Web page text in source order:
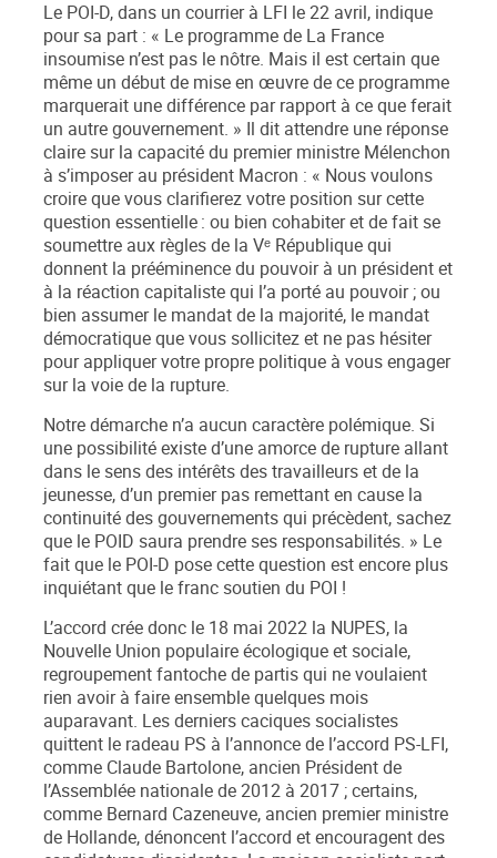
Le POI-D, dans un courrier à LFI le 22 avril, indique
pour sa part : « Le programme de La France
insoumise n’est pas le nôtre. Mais il est certain que
même un début de mise en œuvre de ce programme
marquerait une différence par rapport à ce que ferait
un autre gouvernement. » Il dit attendre une réponse
claire sur la capacité du premier ministre Mélenchon
à s’imposer au président Macron : « Nous voulons
croire que vous clarifierez votre position sur cette
question essentielle : ou bien cohabiter et de fait se
soumettre aux règles de la Vᵉ Républiquequi
donnent la prééminence du pouvoir à un président et
à la réaction capitaliste qui l’a porté au pouvoir ;ou
bien assumer le mandat de la majorité, le mandat
démocratique que vous sollicitez et ne pas hésiter
pour appliquer votre propre politique à vous engager
sur la voie de la rupture.
Notre démarche n’a aucun caractère polémique. Si
une possibilité existe d’une amorce de rupture allant
dans le sens des intérêts des travailleurs et de la
jeunesse, d’un premier pas remettant en cause la
continuité des gouvernements qui précèdent, sachez
que le POID saura prendre ses responsabilités. » Le
fait que le POI-D pose cette question est encore plus
inquiétant que le franc soutien du POI !
L’accord crée donc le 18 mai 2022 la NUPES, la
Nouvelle Union populaire écologique et sociale,
regroupement fantoche de partis qui ne voulaient
rien avoir à faire ensemble quelques mois
auparavant. Les derniers caciques socialistes
quittent le radeau PS à l’annonce de l’accord PS-LFI,
comme Claude Bartolone, ancien Président de
l’Assemblée nationale de 2012 à 2017 ; certains,
comme Bernard Cazeneuve, ancien premier ministre
de Hollande, dénoncent l’accord et encouragent des